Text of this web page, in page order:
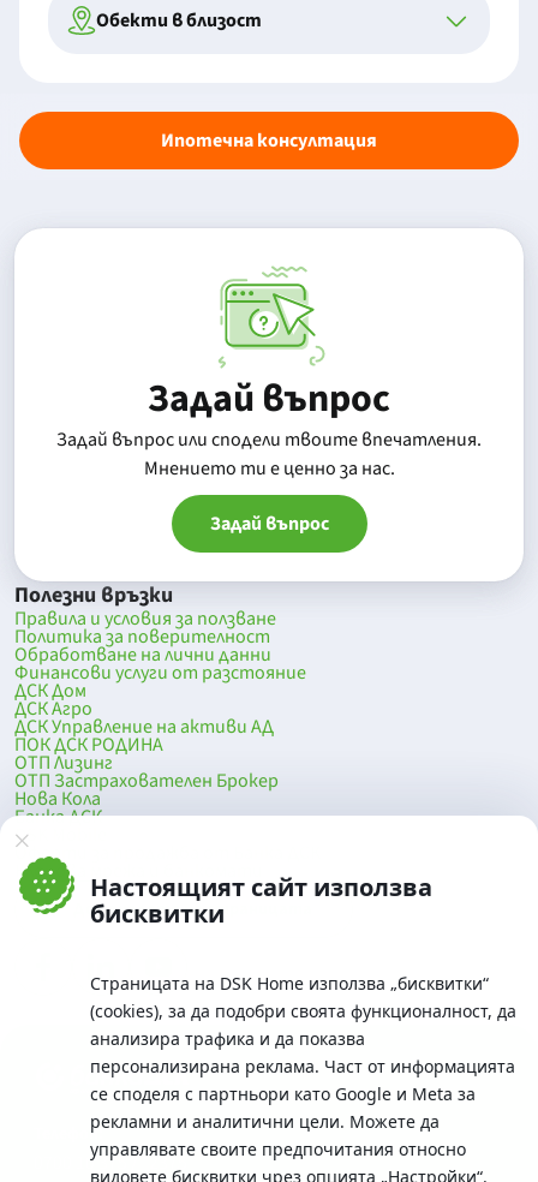
Настоящият сайт използва
бисквитки
Страницата на DSK Home използва „бисквитки“
(cookies), за да подобри своята функционалност, да
анализира трафика и да показва
персонализирана реклама. Част от информацията
се споделя с партньори като Google и Meta за
рекламни и аналитични цели. Можете да
управлявате своите предпочитания относно
видовете бисквитки чрез опцията „Настройки“.
Обекти в близост
Ипотечна консултация
Задай въпрос
Задай въпрос или сподели твоите впечатления.
Mнението ти е ценно за нас.
Задай въпрос
Полезни връзки
Правила и условия за ползване
Политика за поверителност
Обработване на лични данни
Финансови услуги от разстояние
ДСК Дом
ДСК Агро
ДСК Управление на активи АД
ПОК ДСК РОДИНА
ОТП Лизинг
ОТП Застрахователен Брокер
Нова Кола
Банка ДСК
DSK Mobile
Оферти за продажба от Банка ДСК
Клонова мрежа и банкомати
До началото на страницата
Телефон:
0700 10 375 / *2375